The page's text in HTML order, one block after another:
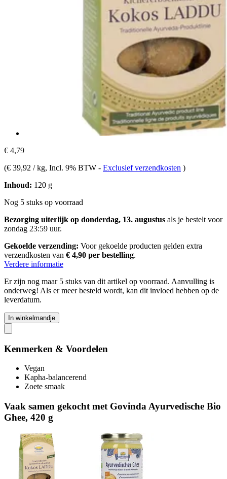
€ 4,79
(€ 39,92 / kg, Incl. 9% BTW - Exclusief verzendkosten )
Inhoud: 120 g
Nog 5 stuks op voorraad
Bezorging uiterlijk op donderdag, 13. augustus als je bestelt voor
zondag 23:59 uur.
Gekoelde verzending: Voor gekoelde producten gelden extra
verzendkosten van € 4,90 per bestelling.
Verdere informatie
Er zijn nog maar 5 stuks van dit artikel op voorraad. Aanvulling is
onderweg! Als er meer besteld wordt, kan dit invloed hebben op de
leverdatum.
In winkelmandje
Kenmerken & Voordelen
Vegan
Kapha-balancerend
Zoete smaak
Vaak samen gekocht met Govinda Ayurvedische Bio
Ghee, 420 g